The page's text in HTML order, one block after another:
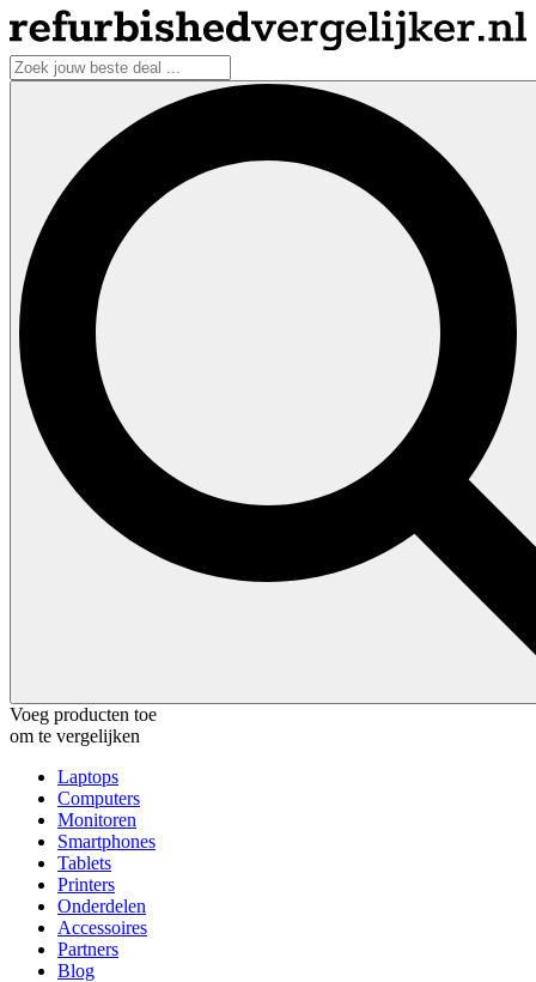
Voeg producten toe
om te vergelijken
Laptops
Computers
Monitoren
Smartphones
Tablets
Printers
Onderdelen
Accessoires
Partners
Blog